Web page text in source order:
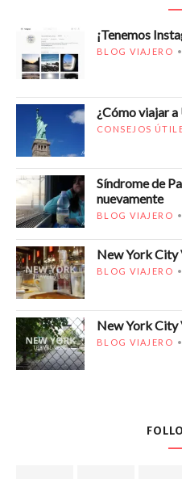
¡Tenemos
BLOG VIAJERO
¿Cómo viajar
CONSEJOS
Síndrome de
nuevamente
BLOG VIAJERO
New York City
BLOG VIAJERO
New York City
BLOG VIAJERO